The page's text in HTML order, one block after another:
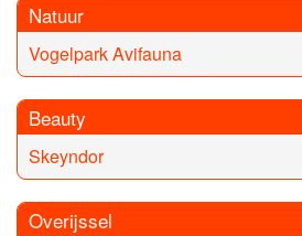
Natuur
Vogelpark Avifauna
Beauty
Skeyndor
Overijssel